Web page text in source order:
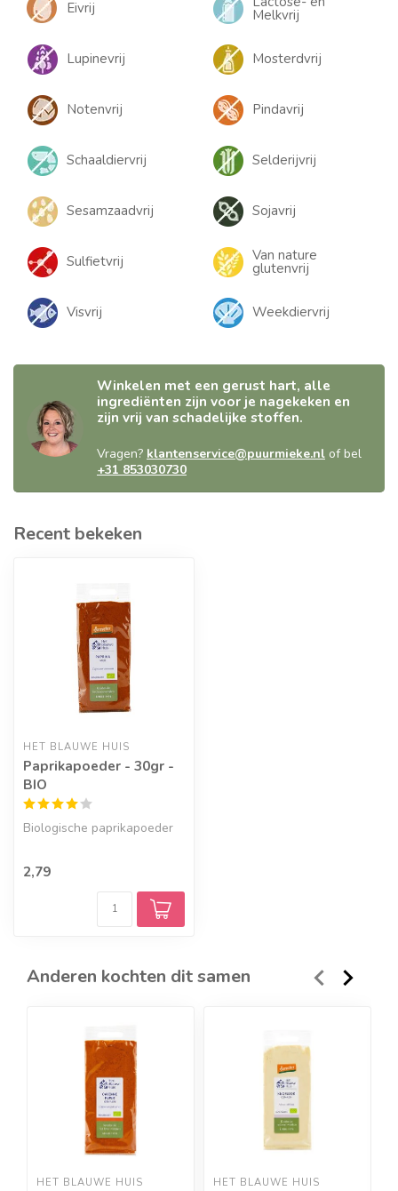
Eivrij Melkvrij
Lupinevrij Mosterdvrij
Notenvrij Pindavrij
Schaaldiervrij Selderijvrij
Sesamzaadvrij Sojavrij
Sulfietvrij Van nature
glutenvrij
Visvrij Weekdiervrij
Winkelen met een gerust hart, alle
ingrediënten zijn voor je nagekeken en
zijn vrij van schadelijke stoffen.
Vragen? klantenservice@puurmieke.nl of bel
+31 853030730
Recent bekeken
HET BLAUWE HUIS
Paprikapoeder - 30gr -
BIO
Biologische paprikapoeder
2,79
Anderen kochten dit samen
HET BLAUWE HUIS HET BLAUWE HUIS